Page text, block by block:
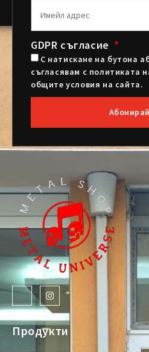
GDPR съгласие
С натискане на бутона
съгласявам с политиката
общите условия на сайта.
Продукти